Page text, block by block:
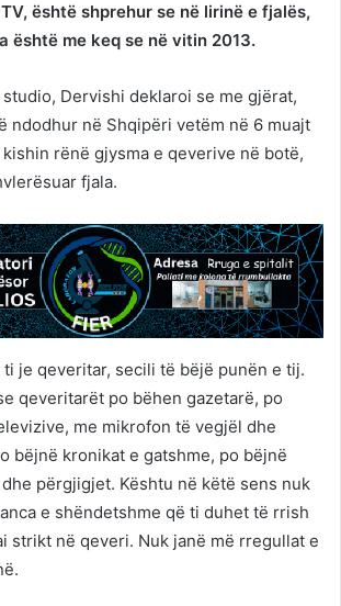
është shprehur se në lirinë e fjalës,
është me keq se në vitin 2013.
Dervishi deklaroi se me gjërat,
ndodhur në Shqipëri vetëm në 6 muajt
rënë gjysma e qeverive në botë,
fjala.
ti je qeveritar, secili të bëjë punën e tij.
qeveritarët po bëhen gazetarë, po
me mikrofon të vegjël dhe
bëjnë kronikat e gatshme, po bëjnë
përgjigjet. Kështu në këtë sens nuk
e shëndetshme që ti duhet të rrish
strikt në qeveri. Nuk janë më rregullat e